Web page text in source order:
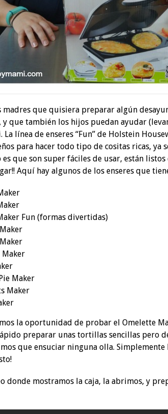
madres que quisiera preparar algún
y que también los hijos puedan ayudar
La línea de enseres “Fun” de Holstein
para hacer todo tipo de cositas ricas, ya
que son super fáciles de usar, están
Aquí hay algunos de los enseres que
Fun (formas divertidas)
Maker
Maker
Maker
la oportunidad de probar el Omelette
preparar unas tortillas sencillas pero
que ensuciar ninguna olla. Simplemente
donde mostramos la caja, la abrimos, y